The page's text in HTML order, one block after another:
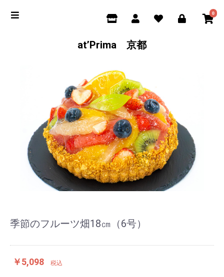
0
at’Prima 京都
季節のフルーツ畑18㎝（6号）
￥5,098 税込